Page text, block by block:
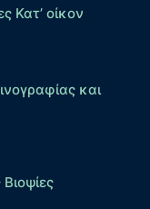
Κατ’ οίκον
και